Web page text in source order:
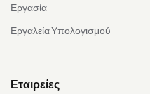
Εργασία
Εργαλεία Υπολογισμού
Εταιρείες